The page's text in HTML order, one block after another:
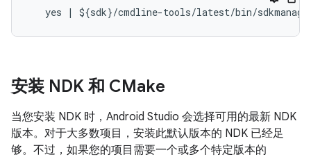
安装 NDK 和 CMake
当您安装 NDK 时，Android Studio 会选择可用的最新 NDK
版本。对于大多数项目，安装此默认版本的 NDK 已经足
够。不过，如果您的项目需要一个或多个特定版本的